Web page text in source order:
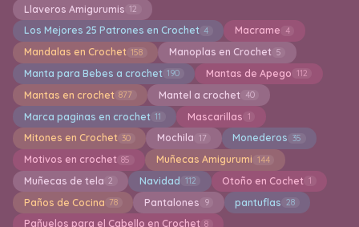
Llaveros Amigurumis 12
Los Mejores 25 Patrones en Crochet 4 Macrame 4
Mandalas en Crochet 158 Manoplas en Crochet 5
Manta para Bebes a crochet 190 Mantas de Apego 112
Mantas en crochet 877 Mantel a crochet 40
Marca paginas en crochet 11 Mascarillas 1
Mitones en Crochet 30 Mochila 17 Monederos 35
Motivos en crochet 85 Muñecas Amigurumi 144
Muñecas de tela 2 Navidad 112 Otoño en Cochet 1
Paños de Cocina 78 Pantalones 9 pantuflas 28
Pañuelos para el Cabello en Crochet 8